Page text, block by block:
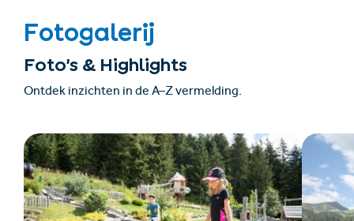
Fotogalerij
Foto’s & Highlights
Ontdek inzichten in de A–Z vermelding.